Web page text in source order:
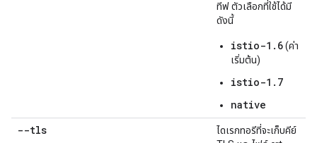
ทีฟ ตัวเลือกที่ใช้ได้มี
ดังนี้
istio-1.6(ค่า
เริ่มต้น)
istio-1.7
native
--tls
ไดเรกทอรีที่จะเก็บคีย์